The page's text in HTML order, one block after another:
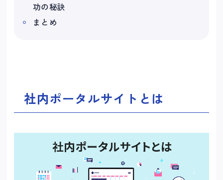
功の秘訣
まとめ
社内ポータルサイトとは